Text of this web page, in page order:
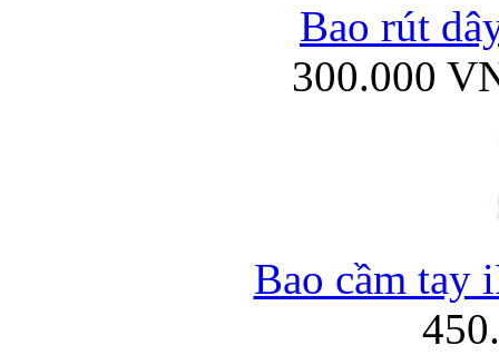
Bao rút
300.000
Bao cầm tay